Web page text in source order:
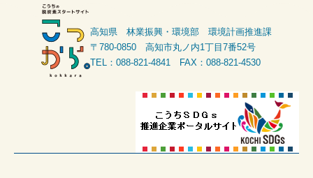
高知県 林業振興・環境部 環境計画推進課
〒780-0850 高知市丸ノ内1丁目7番52号
TEL：088-821-4841 FAX：088-821-4530